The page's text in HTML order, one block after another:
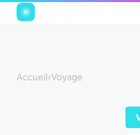
Accueil›Voyage